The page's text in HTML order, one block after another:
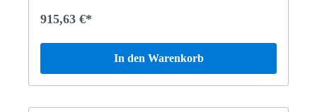
915,63 €*
In den Warenkorb